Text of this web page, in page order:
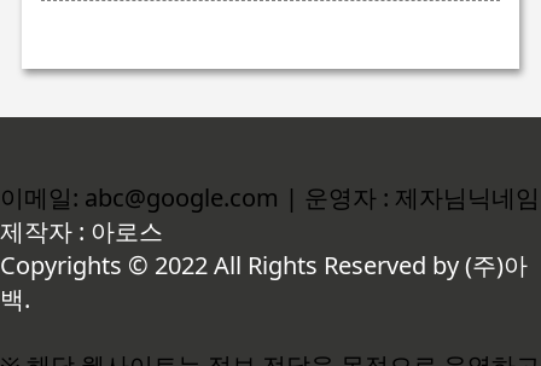
이메일: abc@google.com | 운영자 : 제자님닉네임
제작자 : 아로스
Copyrights © 2022 All Rights Reserved by (주)아
백.